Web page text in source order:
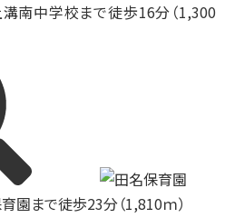
南中学校まで徒歩16分（1,300
園まで徒歩23分（1,810ｍ）